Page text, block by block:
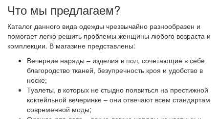
Что мы предлагаем?
Каталог данного вида одежды чрезвычайно разнообразен и
помогает легко решить проблемы женщины любого возраста и
комплекции. В магазине представлены:
Вечерние наряды – изделия в пол, сочетающие в себе
благородство тканей, безупречность кроя и удобство в
носке;
Туалеты, в которых не стыдно появиться на престижной
коктейльной вечеринке – они отвечают всем стандартам
современной моды;